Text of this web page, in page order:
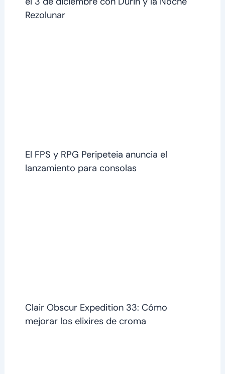
Rezolunar
El FPS y RPG Peripeteia anuncia el
lanzamiento para consolas
Clair Obscur Expedition 33: Cómo
mejorar los elixires de croma